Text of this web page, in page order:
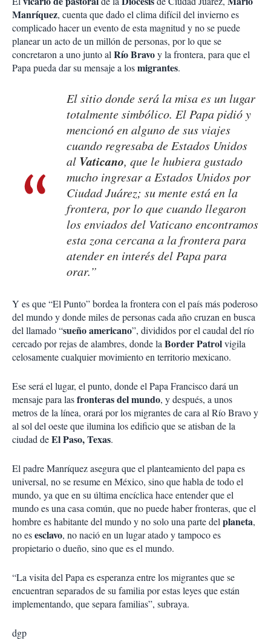
Manríquez, cuenta que dado el clima difícil del invierno es
complicado hacer un evento de esta magnitud y no se puede
planear un acto de un millón de personas, por lo que se
concretaron a uno junto al Río Bravoy la frontera, para que el
Papa pueda dar su mensaje a losmigrantes.
El sitio donde será la misa es un lugar
totalmente simbólico. El Papa pidió y
mencionó en alguno de sus viajes
cuando regresaba de Estados Unidos
al Vaticano, que le hubiera gustado
mucho ingresar a Estados Unidos por
Ciudad Juárez; su mente está en la
frontera, por lo que cuando llegaron
los enviados del Vaticano encontramos
esta zona cercana a la frontera para
atender en interés del Papa para
orar.”
Y es que “El Punto” bordea la frontera con el país más poderoso
del mundo y donde miles de personas cada año cruzan en busca
del llamado “sueño americano”, divididos por el caudal del río
cercado por rejas de alambres, donde la Border Patrolvigila
celosamente cualquier movimiento en territorio mexicano.
Ese será el lugar, el punto, donde el Papa Francisco dará un
mensaje para lasfronteras del mundo, y después, a unos
metros de la línea, orará por los migrantes de cara al Río Bravo y
al sol del oeste que ilumina los edificio que se atisban de la
ciudad deEl Paso, Texas.
El padre Manríquez asegura que el planteamiento del papa es
universal, no se resume en México, sino que habla de todo el
mundo, ya que en su última encíclica hace entender que el
mundo es una casa común, que no puede haber fronteras, que el
hombre es habitante del mundo y no solo una parte del planeta,
no esesclavo, no nació en un lugar atado y tampoco es
propietario o dueño, sino que es el mundo.
“La visita del Papa es esperanza entre los migrantes que se
encuentran separados de su familia por estas leyes que están
implementando, que separa familias”, subraya.
dgp